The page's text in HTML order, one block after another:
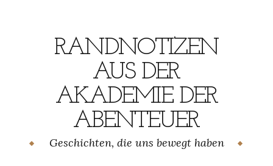
RANDNOTIZEN
AUS DER
AKADEMIE DER
ABENTEUER
Geschichten, die uns bewegt haben